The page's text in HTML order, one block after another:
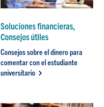
Soluciones financieras,
Consejos útiles
Consejos sobre el dinero para
comentar con el estudiante
universitario